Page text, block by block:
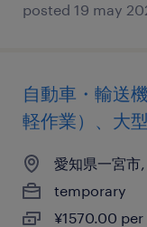
posted 19 may
自動車・輸送
軽作業）、大
愛知県一宮市
temporary
¥1570.00